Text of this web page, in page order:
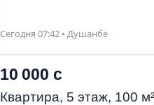
Сегодня 07:42 • Душанбе
10 000 с
Квартира, 5 этаж, 100